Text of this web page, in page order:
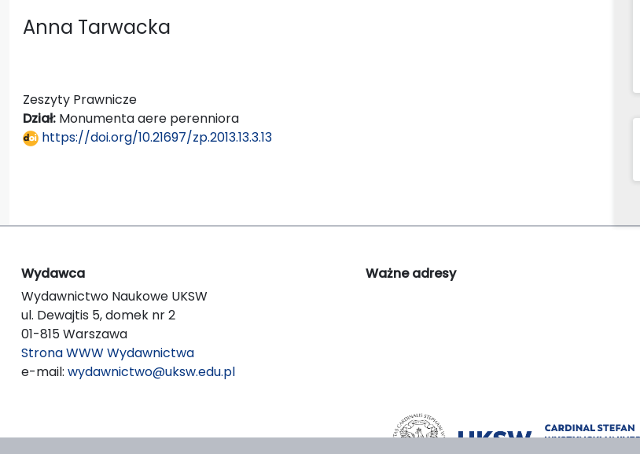
Anna Tarwacka
Zeszyty Prawnicze
Dział: Monumenta aere perenniora
https://doi.org/10.21697/zp.2013.13.3.13
Wydawca
Wydawnictwo Naukowe UKSW
ul. Dewajtis 5, domek nr 2
01-815 Warszawa
Strona WWW Wydawnictwa
e-mail: wydawnictwo@uksw.edu.pl
Ważne adresy